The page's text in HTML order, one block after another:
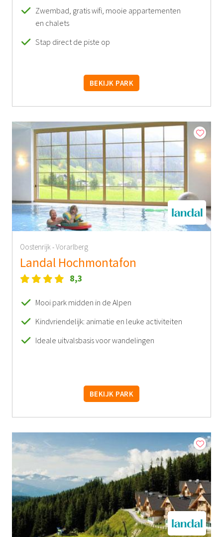
Zwembad, gratis wifi, mooie appartementen
en chalets
Stap direct de piste op
BEKIJK PARK
Oostenrijk-Vorarlberg
Landal Hochmontafon
8,3
Mooi park midden in de Alpen
Kindvriendelijk: animatie en leuke activiteiten
Ideale uitvalsbasis voor wandelingen
BEKIJK PARK